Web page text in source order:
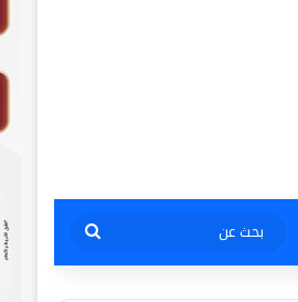
بحث
عن